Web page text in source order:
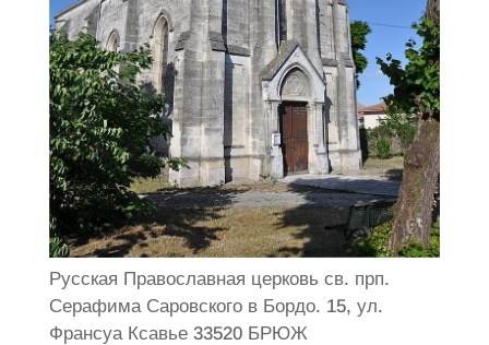
Русская Православная церковь св. прп.
Серафима Саровского в Бордо. 15, ул.
Франсуа Ксавье 33520 БРЮЖ